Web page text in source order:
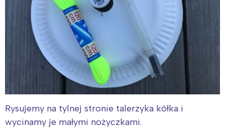
Rysujemy na tylnej stronie talerzyka kółka i
wycinamy je małymi nożyczkami.